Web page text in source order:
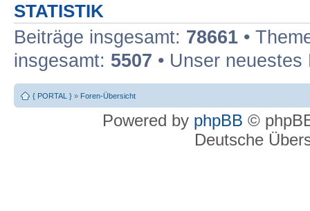
STATISTIK
Beiträge insgesamt: 78661 •
insgesamt: 5507 • Unser
{ PORTAL } » Foren-Übersicht
Powered by phpBB ©
Deutsche